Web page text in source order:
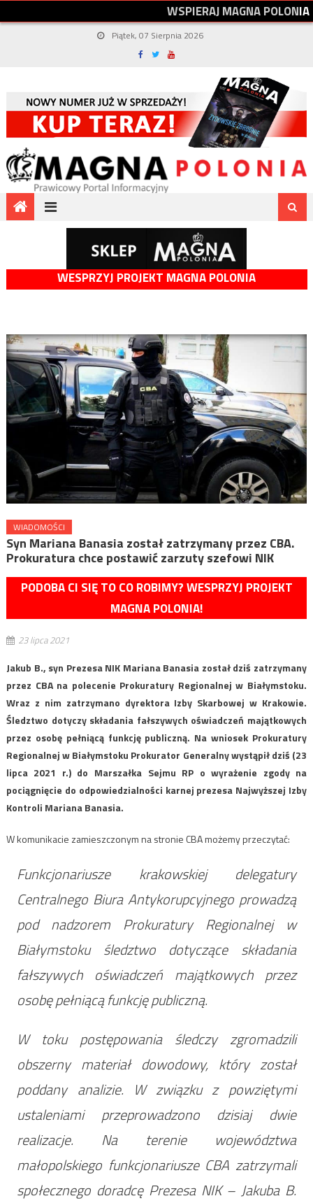
WSPIERAJMAGNAPOLONIA
Piątek, 07 Sierpnia 2026
WESPRZYJ PROJEKT MAGNA POLONIA
WIADOMOŚCI
Syn Mariana Banasia został zatrzymany przez CBA.
Prokuratura chce postawić zarzuty szefowi NIK
PODOBA CI SIĘ TO CO ROBIMY? WESPRZYJ PROJEKT
MAGNA POLONIA!
23 lipca 2021
Jakub B., syn Prezesa NIK Mariana Banasia został dziś zatrzymany
przez CBA na polecenie Prokuratury Regionalnej w Białymstoku.
Wraz z nim zatrzymano dyrektora Izby Skarbowej w Krakowie.
Śledztwo dotyczy składania fałszywych oświadczeń majątkowych
przez osobę pełniącą funkcję publiczną. Na wniosek Prokuratury
Regionalnej w Białymstoku Prokurator Generalny wystąpił dziś (23
lipca 2021 r.) do Marszałka Sejmu RP o wyrażenie zgody na
pociągnięcie do odpowiedzialności karnej prezesa Najwyższej Izby
Kontroli Mariana Banasia.
W komunikacie zamieszczonym na stronie CBA możemy przeczytać:
Funkcjonariusze krakowskiej delegatury
Centralnego Biura Antykorupcyjnego prowadzą
pod nadzorem Prokuratury Regionalnej w
Białymstoku śledztwo dotyczące składania
fałszywych oświadczeń majątkowych przez
osobę pełniącą funkcję publiczną.
W toku postępowania śledczy zgromadzili
obszerny materiał dowodowy, który został
poddany analizie. W związku z powziętymi
ustaleniami przeprowadzono dzisiaj dwie
realizacje. Na terenie województwa
małopolskiego funkcjonariusze CBA zatrzymali
społecznego doradcę Prezesa NIK – Jakuba B.